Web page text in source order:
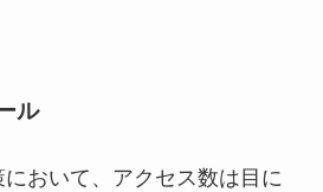
ル
おいて、アクセス数は目に